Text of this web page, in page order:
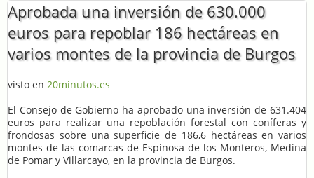
Aprobada una inversión de 630.000
euros para repoblar 186 hectáreas en
varios montes de la provincia de Burgos
visto en 20minutos.es
El Consejo de Gobierno ha aprobado una inversión de 631.404
euros para realizar una repoblación forestal con coníferas y
frondosas sobre una superficie de 186,6 hectáreas en varios
montes de las comarcas de Espinosa de los Monteros, Medina
de Pomar y Villarcayo, en la provincia de Burgos.